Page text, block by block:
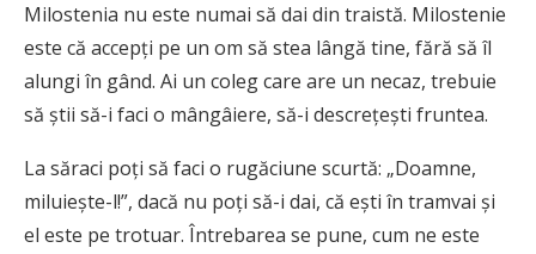
Milostenia nu este numai să dai din traistă. Milostenie
este că accepţi pe un om să stea lângă tine, fără să îl
alungi în gând. Ai un coleg care are un necaz, trebuie
să ştii să-i faci o mângâiere, să-i descreţeşti fruntea.
La săraci poţi să faci o rugăciune scurtă: „Doamne,
miluieşte-l!”, dacă nu poţi să-i dai, că eşti în tramvai şi
el este pe trotuar. Întrebarea se pune, cum ne este